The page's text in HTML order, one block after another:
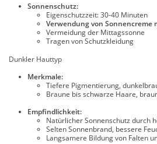
Sonnenschutz:
Eigenschutzzeit: 30-40 Minuten
Verwendung von Sonnencreme
Vermeidung der Mittagssonne
Tragen von Schutzkleidung
Dunkler Hauttyp
Merkmale:
Tiefere Pigmentierung,
Braune bis schwarze Haare,
Empfindlichkeit:
Natürlicher Sonnenschutz durch
Selten Sonnenbrand, bessere
Langsamere Bildung von Falten